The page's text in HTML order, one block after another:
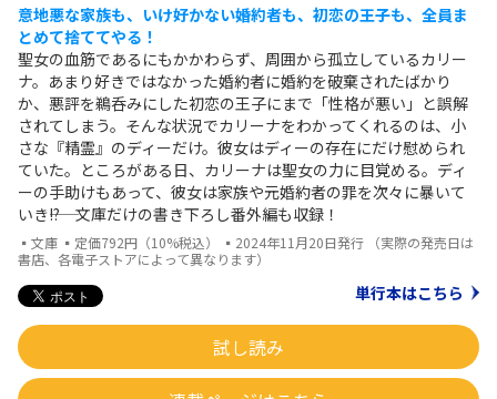
意地悪な家族も、いけ好かない婚約者も、初恋の王子も、全員ま
とめて捨ててやる！
聖女の血筋であるにもかかわらず、周囲から孤立しているカリー
ナ。あまり好きではなかった婚約者に婚約を破棄されたばかり
か、悪評を鵜呑みにした初恋の王子にまで「性格が悪い」と誤解
されてしまう。そんな状況でカリーナをわかってくれるのは、小
さな『精霊』のディーだけ。彼女はディーの存在にだけ慰められ
ていた。ところがある日、カリーナは聖女の力に目覚める。ディ
ーの手助けもあって、彼女は家族や元婚約者の罪を次々に暴いて
いき――!? 文庫だけの書き下ろし番外編も収録！
▪文庫 ▪定価792円（10%税込） ▪2024年11月20日発行 （実際の発売日は
書店、各電子ストアによって異なります）
単行本はこちら
試し読み